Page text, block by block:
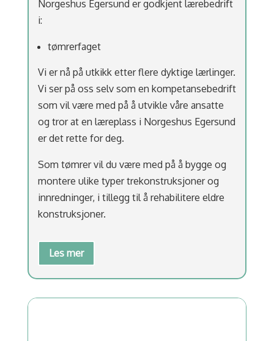
Norgeshus Egersund er godkjent lærebedrift
i:
tømrerfaget
Vi er nå på utkikk etter flere dyktige lærlinger.
Vi ser på oss selv som en kompetansebedrift
som vil være med på å utvikle våre ansatte
og tror at en læreplass i Norgeshus Egersund
er det rette for deg.
Som tømrer vil du være med på å bygge og
montere ulike typer trekonstruksjoner og
innredninger, i tillegg til å rehabilitere eldre
konstruksjoner.
Les mer